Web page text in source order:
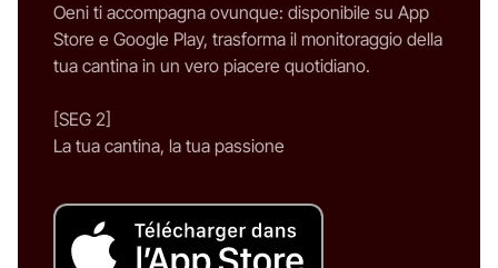
Oeni ti accompagna ovunque: disponibile su App
Store e Google Play, trasforma il monitoraggio della
tua cantina in un vero piacere quotidiano.
[SEG 2]
La tua cantina, la tua passione